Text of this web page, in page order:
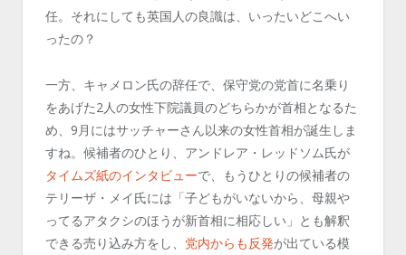
任。それにしても英国人の良識は、いったいどこへい
ったの？
一方、キャメロン氏の辞任で、保守党の党首に名乗り
をあげた2人の女性下院議員のどちらかが首相となるた
め、9月にはサッチャーさん以来の女性首相が誕生しま
すね。候補者のひとり、アンドレア・レッドソム氏が
タイムズ紙のインタビューで、もうひとりの候補者の
テリーザ・メイ氏には「子どもがいないから、母親や
ってるアタクシのほうが新首相に相応しい」とも解釈
できる売り込み方をし、 党内からも反発が出ている模